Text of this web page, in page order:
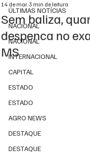
ÚLTIMAS NOTÍCIAS
NACIONAL
NACIONAL
INTERNACIONAL
CAPITAL
ESTADO
ESTADO
AGRO NEWS
DESTAQUE
DESTAQUE
Sem baliza,
despenca no
MS
14 de mar.3 min de leitura